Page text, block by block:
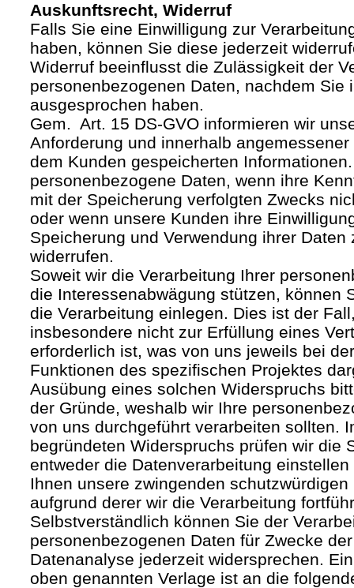
Auskunftsrecht, Widerruf
Falls Sie eine Einwilligung zur
haben, können Sie diese jederzeit
Widerruf beeinflusst die Zulässigkeit der
personenbezogenen Daten, nachdem Sie
ausgesprochen haben.
Gem. Art. 15 DS-GVO informieren wir
Anforderung und innerhalb
dem Kunden gespeicherten
personenbezogene Daten, wenn ihre
mit der Speicherung verfolgten Zwecks
oder wenn unsere Kunden ihre
Speicherung und Verwendung ihrer Daten
widerrufen.
Soweit wir die Verarbeitung Ihrer
die Interessenabwägung stützen, können
die Verarbeitung einlegen. Dies ist der
insbesondere nicht zur Erfüllung eines
erforderlich ist, was von uns jeweils bei
Funktionen des spezifischen Projektes
Ausübung eines solchen Widerspruchs
der Gründe, weshalb wir Ihre
von uns durchgeführt verarbeiten sollten.
begründeten Widerspruchs prüfen wir die
entweder die Datenverarbeitung
Ihnen unsere zwingenden
aufgrund derer wir die Verarbeitung
Selbstverständlich können Sie der
personenbezogenen Daten für Zwecke
Datenanalyse jederzeit widersprechen.
oben genannten Verlage ist an die